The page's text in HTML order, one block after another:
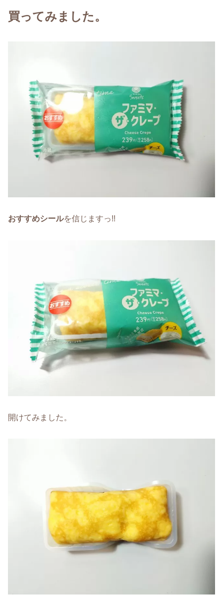
買ってみました。
おすすめシールを信じますっ!!
開けてみました。